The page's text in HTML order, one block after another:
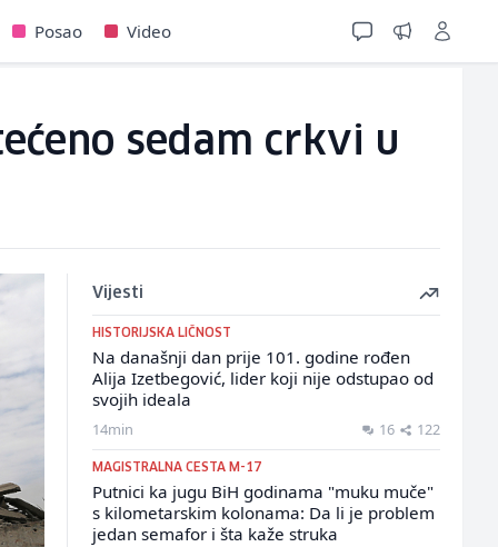
Posao Video
sedam crkvi u
Vijesti
HISTORIJSKA LIČNOST
Na današnji dan prije 101. godine rođen
Alija Izetbegović, lider koji nije odstupao od
svojih ideala
14min 16 122
MAGISTRALNA CESTA M-17
Putnici ka jugu BiH godinama "muku muče"
s kilometarskim kolonama: Da li je problem
jedan semafor i šta kaže struka